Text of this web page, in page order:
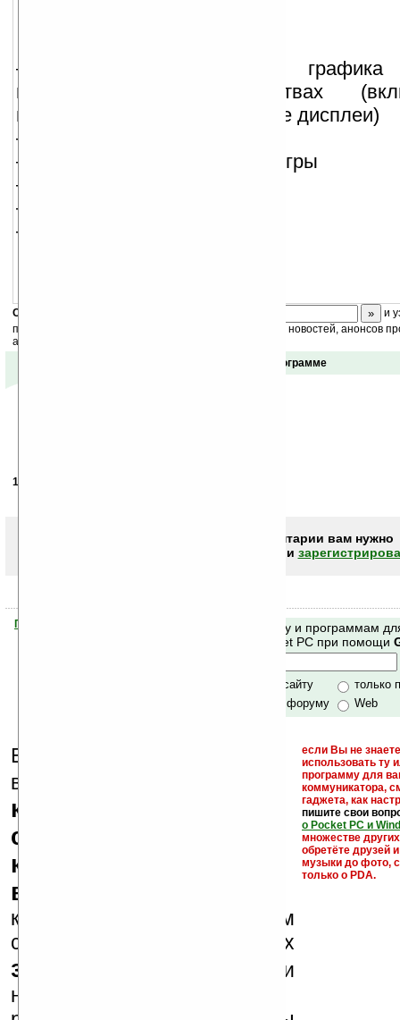
— высококачественная
поддерживаемых устройствах
горизонтальные и квадратные дисплеи)
— звуковые эффекты
— возможность сохранения игры
— 3 скина
— 3 уровня сложности
— инструкции и помощь
Скоро
и
получайте ежедневный или еженедельный дайджест новостей, анонсов
акций сайта на ваш почтовый ящик.
Отзывы о программе
13.01.2008
Чтобы писать комментарии вам нужно
или
Помогите Ладошкам стать лучше
Поиск по сайту и программам
Mobile и Pocket PC при помощи
только по сайту
только
по сайту и форуму
Web
Еще раз обращаем
внимание, что
кряки - лекарства,
серийные номера,
ключи и ссылки на
варезные сайты
если Вы не
использовать ту
программу для
коммуникатора,
гаджета, как
пишите свои
о Pocket PC и
множестве
обретёте друзей
музыки до фото,
только о PDA.
к публикации на нашем
сайте в комментариях
запрещены
, как и
несанкционированная